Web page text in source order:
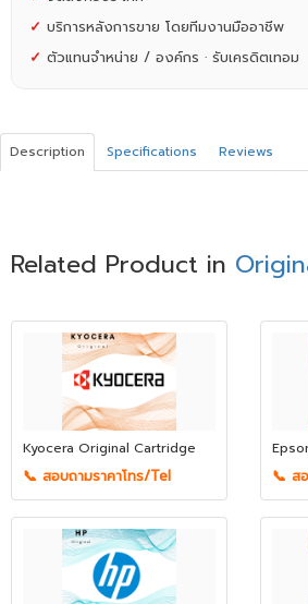
✓ บริการหลังการขาย โดยทีมงานมืออาชีพ
✓ ตัวแทนจำหน่าย / องค์กร · รับเครดิตเทอม
Description Specifications Reviews
Related Product in
Kyocera Original Cartridge
📞 สอบถามราคาโทร/Tel 📞 ส